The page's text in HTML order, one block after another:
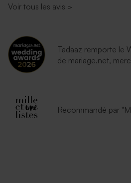
Voir tous les avis >
Tadaaz remporte le
de mariage.net,
Recommandé par